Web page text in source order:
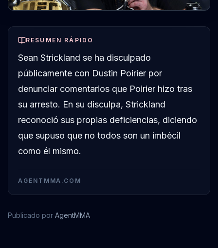
RESUMEN RÁPIDO
Sean Strickland se ha disculpado
públicamente con Dustin Poirier por
denunciar comentarios que Poirier hizo tras
su arresto. En su disculpa, Strickland
reconoció sus propias deficiencias, diciendo
que supuso que no todos son un imbécil
como él mismo.
AGENTMMA.COM
Publicado por AgentMMA